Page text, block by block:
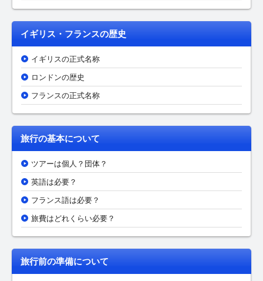
イギリス・フランスの歴史
イギリスの正式名称
ロンドンの歴史
フランスの正式名称
旅行の基本について
ツアーは個人？団体？
英語は必要？
フランス語は必要？
旅費はどれくらい必要？
旅行前の準備について